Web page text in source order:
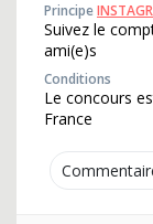
Principe
Suivez le
ami(e)s
Conditions
Le concours
France